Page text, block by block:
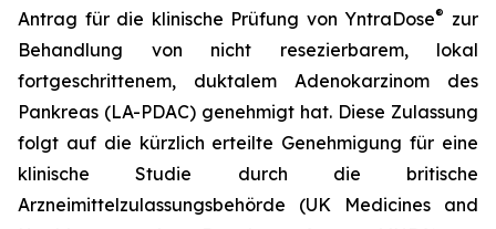
Antrag für die klinische Prüfung von YntraDose® zur
Behandlung von nicht resezierbarem, lokal
fortgeschrittenem, duktalem Adenokarzinom des
Pankreas (LA-PDAC) genehmigt hat. Diese Zulassung
folgt auf die kürzlich erteilte Genehmigung für eine
klinische Studie durch die britische
Arzneimittelzulassungsbehörde (UK Medicines and